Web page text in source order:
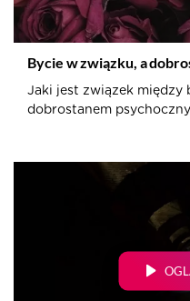
Bycie w związku, a
Jaki jest związek między
dobrostanem